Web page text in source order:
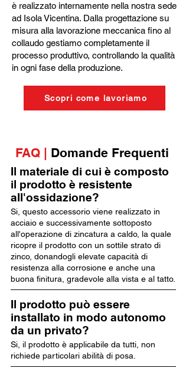
è realizzato internamente nella nostra sede
ad Isola Vicentina. Dalla progettazione su
misura alla lavorazione meccanica fino al
collaudo gestiamo completamente il
processo produttivo, controllando la qualità
in ogni fase della produzione.
Scopri come lavoriamo
FAQ | Domande Frequenti
Il materiale di cui è composto
il prodotto è resistente
all'ossidazione?
Si, questo accessorio viene realizzato in
acciaio e successivamente sottoposto
all'operazione di zincatura a caldo, la quale
ricopre il prodotto con un sottile strato di
zinco, donandogli elevate capacità di
resistenza alla corrosione e anche una
buona finitura, gradevole alla vista e al tatto.
Il prodotto può essere
installato in modo autonomo
da un privato?
Si, il prodotto è applicabile da tutti, non
richiede particolari abilità di posa.